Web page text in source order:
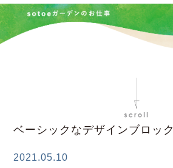
ベーシックなデザインブロック
2021.05.10